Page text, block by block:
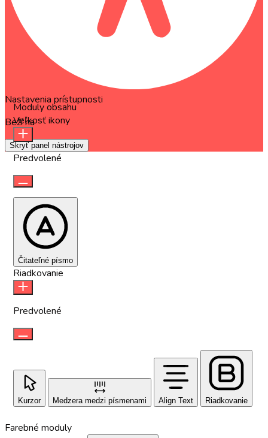
Nastavenia prístupnosti
Beží naOneTap
Skryť panel nástrojov
Moduly obsahu
Veľkosť ikony
Predvolené
Čitateľné písmo
Riadkovanie
Predvolené
Kurzor Medzera medzi písmenami Align Text Riadkovanie
Farebné moduly